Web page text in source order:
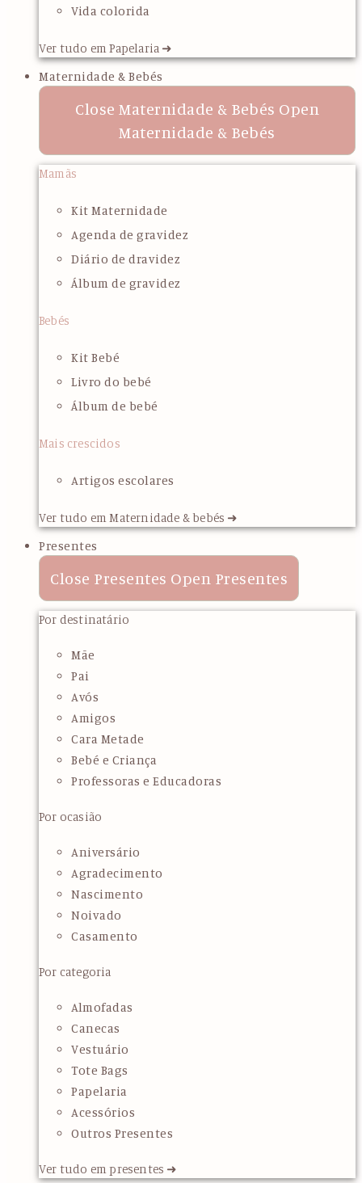
Vida colorida
Ver tudo em Papelaria ➜
Maternidade & Bebés
Close Maternidade & Bebés Open
Maternidade & Bebés
Mamãs
Kit Maternidade
Agenda de gravidez
Diário de dravidez
Álbum de gravidez
Bebés
Kit Bebé
Livro do bebé
Álbum de bebé
Mais crescidos
Artigos escolares
Ver tudo em Maternidade & bebés ➜
Presentes
Close Presentes Open Presentes
Por destinatário
Mãe
Pai
Avós
Amigos
Cara Metade
Bebé e Criança
Professoras e Educadoras
Por ocasião
Aniversário
Agradecimento
Nascimento
Noivado
Casamento
Por categoria
Almofadas
Canecas
Vestuário
Tote Bags
Papelaria
Acessórios
Outros Presentes
Ver tudo em presentes ➜